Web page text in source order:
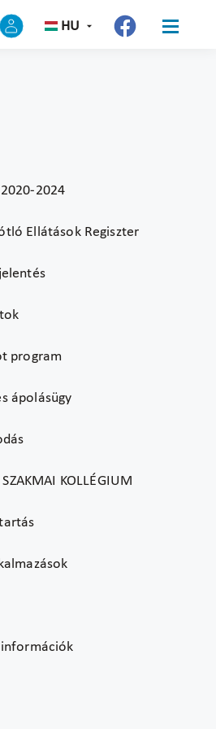
HU
2024
Ellátások Regiszter
program
ápolásügy
SZAKMAI KOLLÉGIUM